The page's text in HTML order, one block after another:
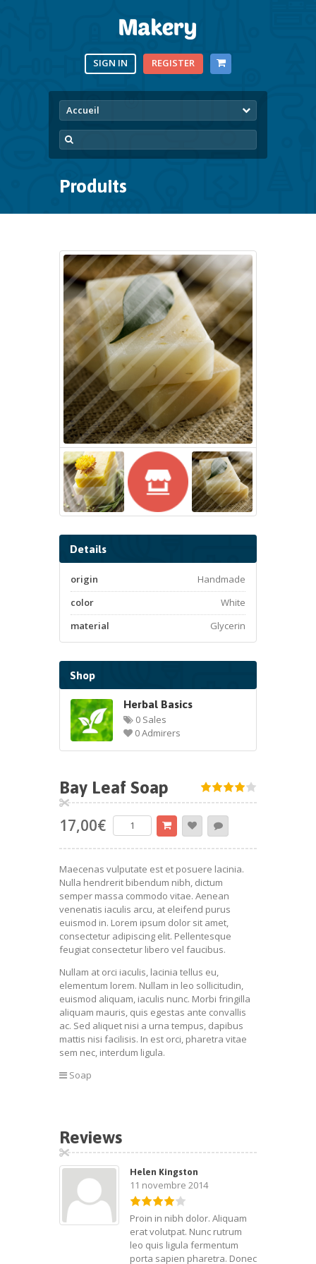
SIGN IN REGISTER
Accueil
Produits
Details
origin
Handmade
color
White
material
Glycerin
Shop
Herbal Basics
0 Sales
0 Admirers
Bay Leaf Soap
17,00€
Maecenas vulputate est et posuere lacinia.
Nulla hendrerit bibendum nibh, dictum
semper massa commodo vitae. Aenean
venenatis iaculis arcu, at eleifend purus
euismod in. Lorem ipsum dolor sit amet,
consectetur adipiscing elit. Pellentesque
feugiat consectetur libero vel faucibus.
Nullam at orci iaculis, lacinia tellus eu,
elementum lorem. Nullam in leo sollicitudin,
euismod aliquam, iaculis nunc. Morbi fringilla
aliquam mauris, quis egestas ante convallis
ac. Sed aliquet nisi a urna tempus, dapibus
mattis nisi facilisis. In est orci, pharetra vitae
sem nec, interdum ligula.
Soap
Reviews
Helen Kingston
11 novembre 2014
Proin in nibh dolor. Aliquam
erat volutpat. Nunc rutrum
leo quis ligula fermentum
porta sapien pharetra. Donec